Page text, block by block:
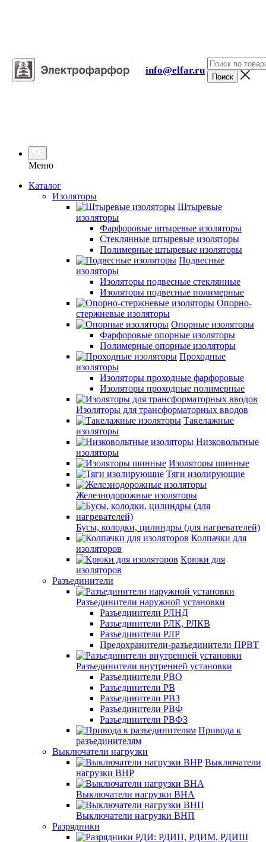
info@elfar.ru
Меню
Каталог
Изоляторы
Штыревые
изоляторы
Фарфоровые штыревые изоляторы
Стеклянные штыревые изоляторы
Полимерные штыревые изоляторы
Подвесные
изоляторы
Изоляторы подвесные стеклянные
Изоляторы подвесные полимерные
Опорно-
стержневые изоляторы
Опорные изоляторы
Фарфоровые опорные изоляторы
Полимерные опорные изоляторы
Проходные
изоляторы
Изоляторы проходные фарфоровые
Изоляторы проходные полимерные
Изоляторы для трансформаторных вводов
Такелажные
изоляторы
Низковольтные
изоляторы
Изоляторы шинные
Тяги изолирующие
Железнодорожные изоляторы
Бусы, колодки, цилиндры (для нагревателей)
Колпачки для
изоляторов
Крюки для
изоляторов
Разъединители
Разъединители наружной установки
Разъединители РЛНД
Разъединители РЛК, РЛКВ
Разъединители РЛР
Предохранители-разъединители ПРВТ
Разъединители внутренней установки
Разъединители РВО
Разъединители РВ
Разъединители РВЗ
Разъединители РВФ
Разъединители РВФЗ
Привода к
разъединителям
Выключатели нагрузки
Выключатели
нагрузки ВНР
Выключатели нагрузки ВНА
Выключатели нагрузки ВНП
Разрядники